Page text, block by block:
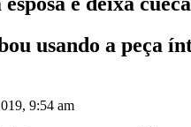
usando a peça
9:54 am